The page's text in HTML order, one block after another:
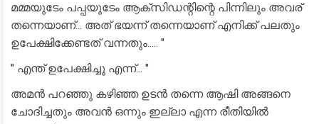
മമ്മയുടേം പപ്പയുടേം ആക്സിഡന്റിന്റെ പിന്നിലും അവര്
തന്നെയാണ്... അത് ഭയന്ന് തന്നെയാണ് എനിക്ക് പലതും
ഉപേക്ഷിക്കേണ്ടത് വന്നതും..... "
" എന്ത് ഉപേക്ഷിച്ചു എന്ന്... "
അമൻ പറഞ്ഞു കഴിഞ്ഞ ഉടൻ തന്നെ ആഷി അങ്ങനെ
ചോദിച്ചതും അവൻ ഒന്നും ഇല്ലാ എന്ന രീതിയിൽ